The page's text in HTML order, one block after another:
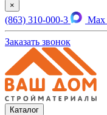
×
(863) 310-000-3 Max
Заказать звонок
Каталог